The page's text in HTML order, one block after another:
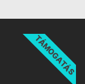
TÁMOGATÁS